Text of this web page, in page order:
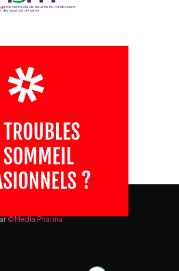
©Media Pharma